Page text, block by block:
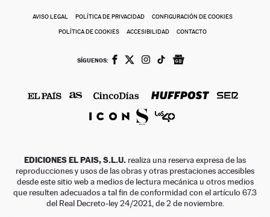
AVISO LEGAL POLÍTICA DE PRIVACIDAD CONFIGURACIÓN DE COOKIES
POLÍTICA DE COOKIES ACCESIBILIDAD CONTACTO
SÍGUENOS:
EDICIONES EL PAIS, S.L.U. realiza una reserva expresa de las
reproducciones y usos de las obras y otras prestaciones accesibles
desde este sitio web a medios de lectura mecánica u otros medios
que resulten adecuados a tal fin de conformidad con el artículo 67.3
del Real Decreto-ley 24/2021, de 2 de noviembre.